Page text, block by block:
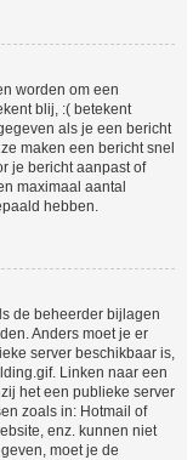
worden om een
blij, :( betekent
als je een bericht
maken een bericht snel
je bericht aanpast of
maximaal aantal
hebben.
de beheerder bijlagen
Anders moet je er
server beschikbaar is,
Linken naar een
het een publieke server
zoals in: Hotmail of
enz. kunnen niet
moet je de